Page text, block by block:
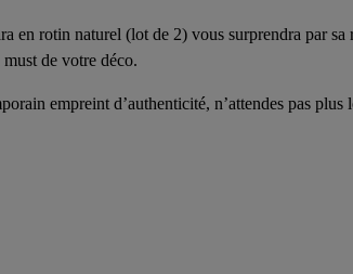
en rotin naturel (lot de 2) vous surprendra par
de votre déco.
empreint d’authenticité, n’attendes pas